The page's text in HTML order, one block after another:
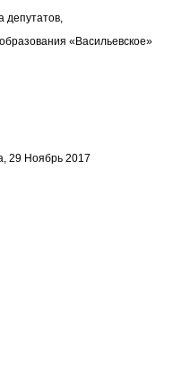
депутатов,
«Васильевское»
29 Ноябрь 2017